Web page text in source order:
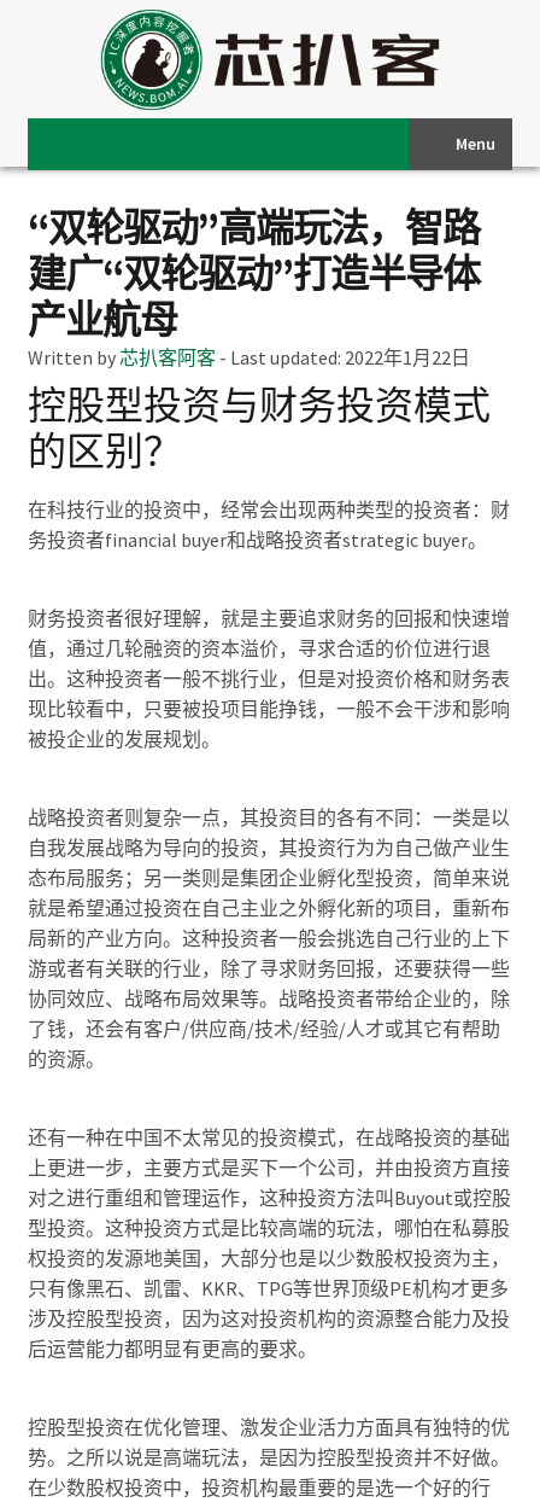
Menu
“双轮驱动”高端玩法，智路
建广“双轮驱动”打造半导体
产业航母
Written by芯扒客阿客- Last updated: 2022年1月22日
控股型投资与财务投资模式
的区别？
在科技行业的投资中，经常会出现两种类型的投资者：财
务投资者financial buyer和战略投资者strategic buyer。
财务投资者很好理解，就是主要追求财务的回报和快速增
值，通过几轮融资的资本溢价，寻求合适的价位进行退
出。这种投资者一般不挑行业，但是对投资价格和财务表
现比较看中，只要被投项目能挣钱，一般不会干涉和影响
被投企业的发展规划。
战略投资者则复杂一点，其投资目的各有不同：一类是以
自我发展战略为导向的投资，其投资行为为自己做产业生
态布局服务；另一类则是集团企业孵化型投资，简单来说
就是希望通过投资在自己主业之外孵化新的项目，重新布
局新的产业方向。这种投资者一般会挑选自己行业的上下
游或者有关联的行业，除了寻求财务回报，还要获得一些
协同效应、战略布局效果等。战略投资者带给企业的，除
了钱，还会有客户/供应商/技术/经验/人才或其它有帮助
的资源。
还有一种在中国不太常见的投资模式，在战略投资的基础
上更进一步，主要方式是买下一个公司，并由投资方直接
对之进行重组和管理运作，这种投资方法叫Buyout或控股
型投资。这种投资方式是比较高端的玩法，哪怕在私募股
权投资的发源地美国，大部分也是以少数股权投资为主，
只有像黑石、凯雷、KKR、TPG等世界顶级PE机构才更多
涉及控股型投资，因为这对投资机构的资源整合能力及投
后运营能力都明显有更高的要求。
控股型投资在优化管理、激发企业活力方面具有独特的优
势。之所以说是高端玩法，是因为控股型投资并不好做。
在少数股权投资中，投资机构最重要的是选一个好的行